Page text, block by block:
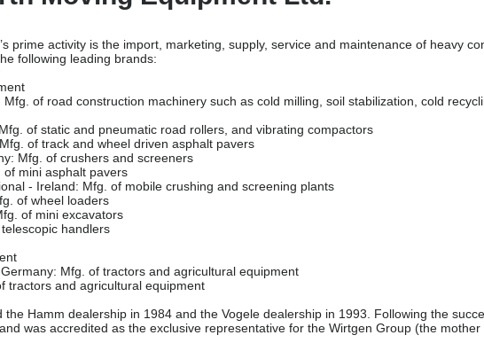
prime activity is the import, marketing, supply, service and maintenance of heavy
following leading brands:
of road construction machinery such as cold milling, soil stabilization, cold
of static and pneumatic road rollers, and vibrating compactors
of track and wheel driven asphalt pavers
Mfg. of crushers and screeners
of mini asphalt pavers
- Ireland: Mfg. of mobile crushing and screening plants
of wheel loaders
of mini excavators
handlers
Mfg. of tractors and agricultural equipment
tractors and agricultural equipment
the Hamm dealership in 1984 and the Vogele dealership in 1993. Following the
was accredited as the exclusive representative for the Wirtgen Group (the